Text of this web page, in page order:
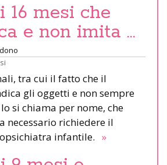
16 mesi che
e non imita …
tra cui il fatto che il
gli oggetti e non sempre
si chiama per nome, che
necessario richiedere il
infantile. »